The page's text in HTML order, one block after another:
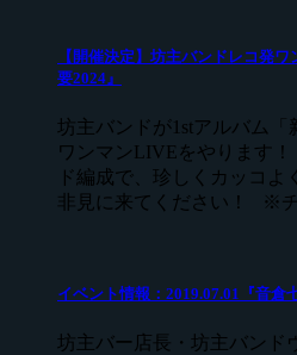
【開催決定】坊主バンドレコ発
要2024』
坊主バンドが1stアルバム「
ワンマンLIVEをやります
ド編成で、珍しくカッコよ
非見に来てください！ ※
イベント情報：2019.07.01『音倉
坊主バー店長・坊主バンド